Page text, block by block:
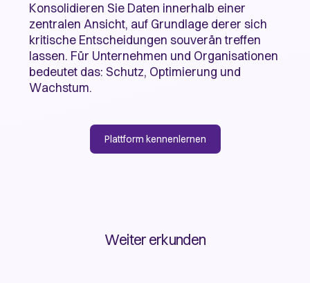
Konsolidieren Sie Daten innerhalb einer
zentralen Ansicht, auf Grundlage derer sich
kritische Entscheidungen souverän treffen
lassen. Für Unternehmen und Organisationen
bedeutet das: Schutz, Optimierung und
Wachstum.
Plattform kennenlernen
Weiter erkunden